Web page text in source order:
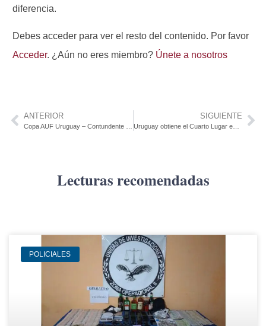
diferencia.
Debes acceder para ver el resto del contenido. Por favor
Acceder. ¿Aún no eres miembro? Únete a nosotros
ANTERIOR SIGUIENTE
Uruguay obtiene el Cuarto Lugar en el Campeonato Sudamericano de Rugby Sevens Femenino
Lecturas recomendadas
POLICIALES